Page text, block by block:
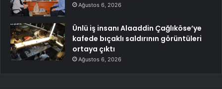
Ağustos 6, 2026
Ünlü iş insanı Alaaddin Çağlıköse’ye
kafede bıçaklı saldırının görüntüleri
ortaya çıktı
Ağustos 6, 2026